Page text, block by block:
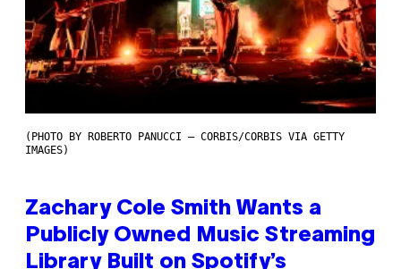
(PHOTO BY ROBERTO PANUCCI – CORBIS/CORBIS VIA GETTY
IMAGES)
Zachary Cole Smith Wants a
Publicly Owned Music Streaming
Library Built on Spotify’s